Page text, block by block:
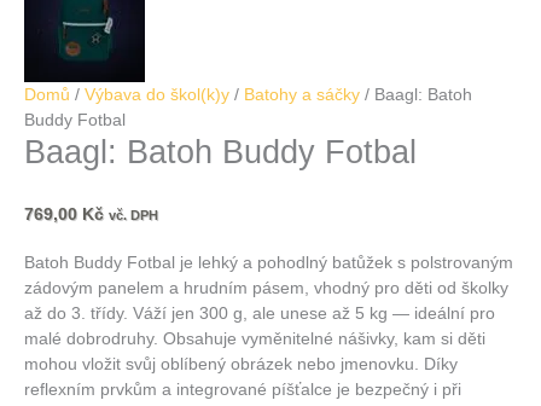
Domů / Výbava do škol(k)y / Batohy a sáčky / Baagl: Batoh
Buddy Fotbal
Baagl: Batoh Buddy Fotbal
769,00 Kč vč. DPH
Batoh Buddy Fotbal je lehký a pohodlný batůžek s polstrovaným
zádovým panelem a hrudním pásem, vhodný pro děti od školky
až do 3. třídy. Váží jen 300 g, ale unese až 5 kg — ideální pro
malé dobrodruhy. Obsahuje vyměnitelné nášivky, kam si děti
mohou vložit svůj oblíbený obrázek nebo jmenovku. Díky
reflexním prvkům a integrované píšťalce je bezpečný i při